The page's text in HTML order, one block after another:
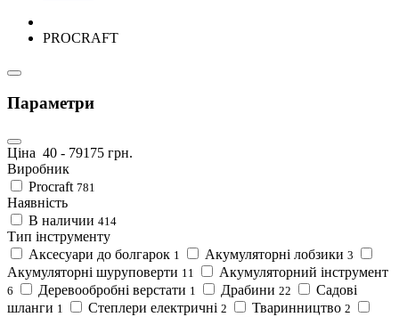
PROCRAFT
Параметри
Ціна 40 - 79175 грн.
Виробник
Procraft 781
Наявність
В наличии 414
Тип інструменту
Аксесуари до болгарок 1 Акумуляторні лобзики 3
Акумуляторні шуруповерти 11 Акумуляторний інструмент
6 Деревообробні верстати 1 Драбини 22
Садові
шланги 1 Степлери електричні 2 Тваринництво 2